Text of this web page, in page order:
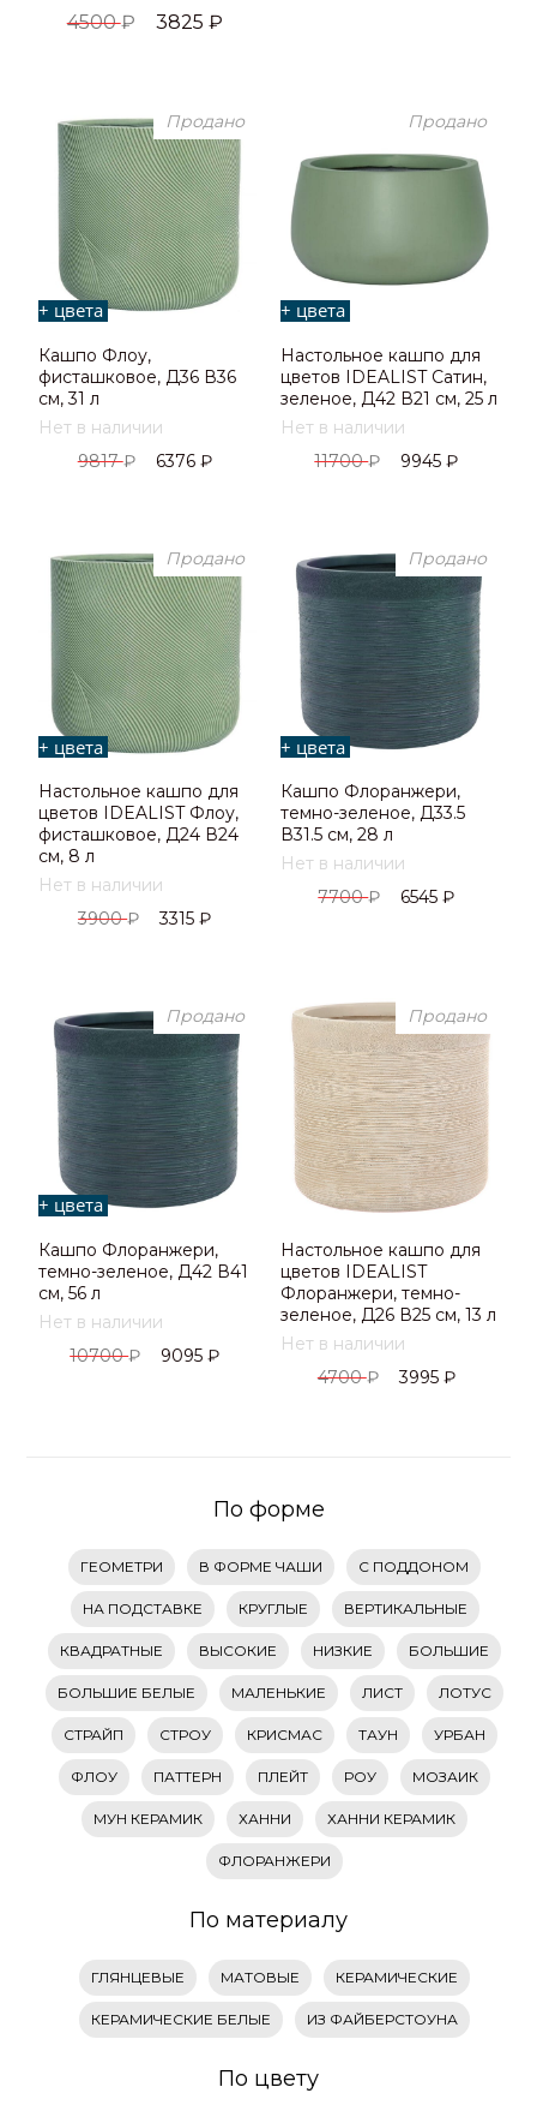
4500₽ 3825 ₽
+ цвета
Продано
Кашпо Флоу,
фисташковое, Д36 В36
см, 31 л
Нет в наличии
9817₽ 6376 ₽
+ цвета
Продано
Настольное кашпо для
цветов IDEALIST Сатин,
зеленое, Д42 В21 см, 25 л
Нет в наличии
11700₽ 9945₽
+ цвета
Продано
Настольное кашпо для
цветов IDEALIST Флоу,
фисташковое, Д24 В24
см, 8 л
Нет в наличии
3900₽ 3315₽
+ цвета
Продано
Кашпо Флоранжери,
темно-зеленое, Д33.5
В31.5 см, 28 л
Нет в наличии
7700₽ 6545₽
+ цвета
Продано
Кашпо Флоранжери,
темно-зеленое, Д42 В41
см, 56 л
Нет в наличии
10700₽ 9095₽
Продано
Настольное кашпо для
цветов IDEALIST
Флоранжери, темно-
зеленое, Д26 В25 см, 13 л
Нет в наличии
4700₽ 3995 ₽
По форме
ГЕОМЕТРИ В ФОРМЕ ЧАШИ С ПОДДОНОМ
НА ПОДСТАВКЕ КРУГЛЫЕ ВЕРТИКАЛЬНЫЕ
КВАДРАТНЫЕ ВЫСОКИЕ НИЗКИЕ БОЛЬШИЕ
БОЛЬШИЕ БЕЛЫЕ МАЛЕНЬКИЕ ЛИСТ ЛОТУС
СТРАЙП СТРОУ КРИСМАС ТАУН УРБАН
ФЛОУ ПАТТЕРН ПЛЕЙТ РОУ МОЗАИК
МУН КЕРАМИК ХАННИ ХАННИ КЕРАМИК
ФЛОРАНЖЕРИ
По материалу
ГЛЯНЦЕВЫЕ МАТОВЫЕ КЕРАМИЧЕСКИЕ
КЕРАМИЧЕСКИЕ БЕЛЫЕ ИЗ ФАЙБЕРСТОУНА
По цвету